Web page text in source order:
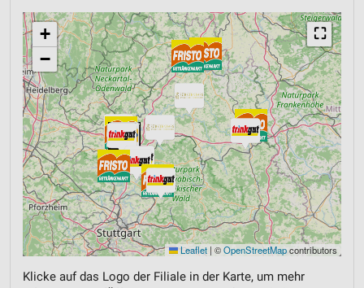
⛶
+
−
Leaflet | ©OpenStreetMapcontributors
Klicke auf das Logo der Filiale in der Karte, um mehr